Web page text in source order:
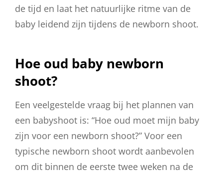
de tijd en laat het natuurlijke ritme van de
baby leidend zijn tijdens de newborn shoot.
Hoe oud baby newborn
shoot?
Een veelgestelde vraag bij het plannen van
een babyshoot is: “Hoe oud moet mijn baby
zijn voor een newborn shoot?” Voor een
typische newborn shoot wordt aanbevolen
om dit binnen de eerste twee weken na de